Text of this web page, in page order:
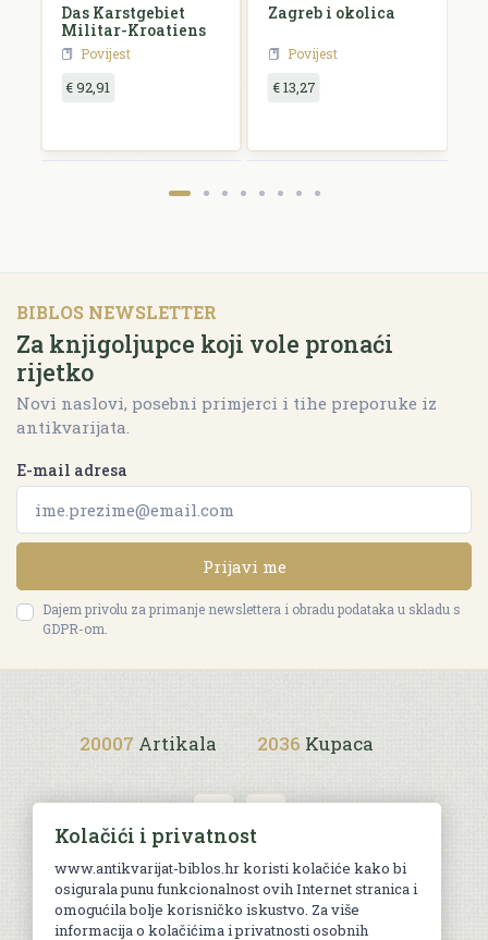
Das Karstgebiet
Militar-Kroatiens
Povijest
€ 92,91
Zagreb i okolica
Povijest
€ 13,27
BIBLOS NEWSLETTER
Za knjigoljupce koji vole pronaći
rijetko
Novi naslovi, posebni primjerci i tihe preporuke iz
antikvarijata.
E-mail adresa
Prijavi me
Dajem privolu za primanje newslettera i obradu podataka u skladu s
GDPR-om.
20007 Artikala 2036 Kupaca
Uvjeti kupnje
Kolačići i privatnost
www.antikvarijat-biblos.hr koristi kolačiće kako bi
osigurala punu funkcionalnost ovih Internet stranica i
omogućila bolje korisničko iskustvo. Za više
informacija o kolačićima i privatnosti osobnih